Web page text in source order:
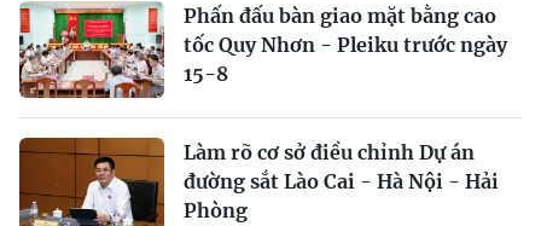
Phấn đấu bàn giao mặt bằng cao
tốc Quy Nhơn - Pleiku trước ngày
15-8
Làm rõ cơ sở điều chỉnh Dự án
đường sắt Lào Cai - Hà Nội - Hải
Phòng